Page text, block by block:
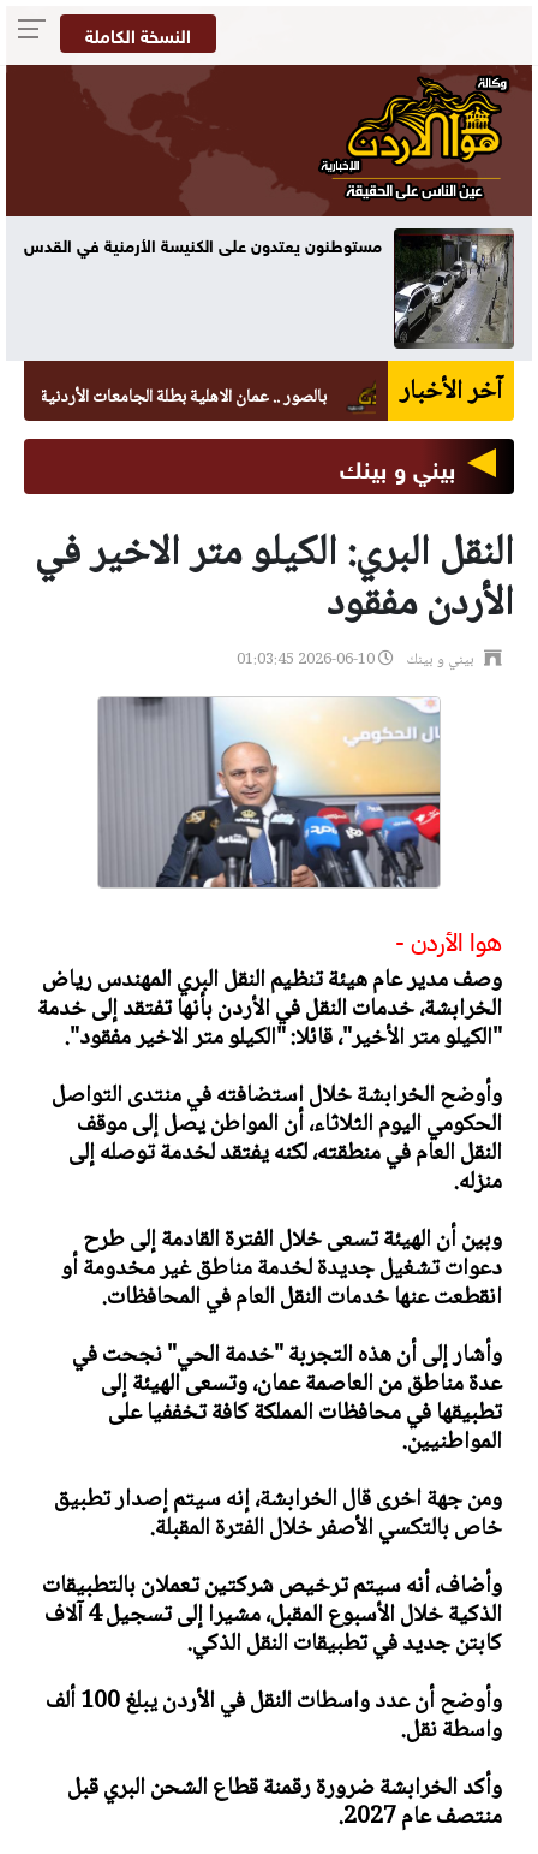
النسخة الكاملة
مستوطنون يعتدون على الكنيسة الأرمنية في القدس
آخر الأخبار بالصور .. عمان الاهلية بطلة الجامعات الأردنية في
بيني و بينك
النقل البري: الكيلو متر الاخير في
الأردن مفقود
بيني و بينك
هوا الأردن -
وصف مدير عام هيئة تنظيم النقل البري المهندس رياض
الخرابشة، خدمات النقل في الأردن بأنها تفتقد إلى خدمة
"الكيلو متر الأخير"، قائلا: "الكيلو متر الاخير مفقود".
وأوضح الخرابشة خلال استضافته في منتدى التواصل
الحكومي اليوم الثلاثاء، أن المواطن يصل إلى موقف
النقل العام في منطقته، لكنه يفتقد لخدمة توصله إلى
منزله.
وبين أن الهيئة تسعى خلال الفترة القادمة إلى طرح
دعوات تشغيل جديدة لخدمة مناطق غير مخدومة أو
انقطعت عنها خدمات النقل العام في المحافظات.
وأشار إلى أن هذه التجربة "خدمة الحي" نجحت في
عدة مناطق من العاصمة عمان، وتسعى الهيئة إلى
تطبيقها في محافظات المملكة كافة تخففيا على
المواطنيين.
ومن جهة اخرى قال الخرابشة، إنه سيتم إصدار تطبيق
خاص بالتكسي الأصفر خلال الفترة المقبلة.
وأضاف، أنه سيتم ترخيص شركتين تعملان بالتطبيقات
الذكية خلال الأسبوع المقبل، مشيرا إلى تسجيل 4 آلاف
كابتن جديد في تطبيقات النقل الذكي.
وأوضح أن عدد واسطات النقل في الأردن يبلغ 100 ألف
واسطة نقل.
وأكد الخرابشة ضرورة رقمنة قطاع الشحن البري قبل
منتصف عام 2027.